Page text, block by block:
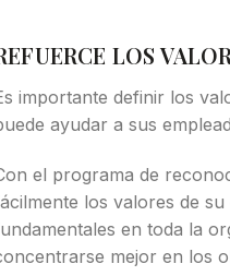
LOS
importante definir los
ayudar a sus
el programa de
los valores de
en toda la
mejor en los